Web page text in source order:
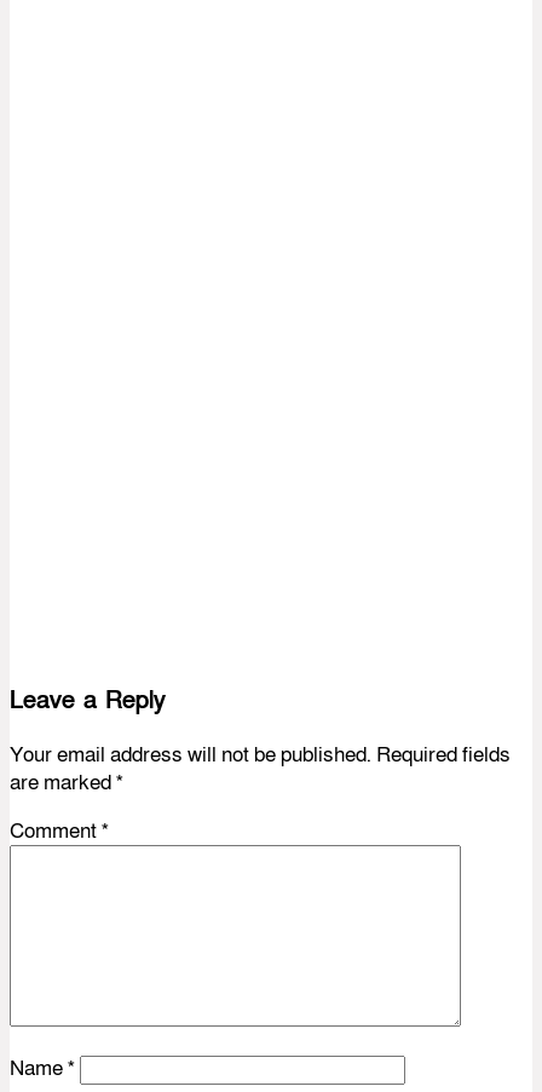
Leave a Reply
Your email address will not be published. Required fields
are marked*
Comment*
Name*